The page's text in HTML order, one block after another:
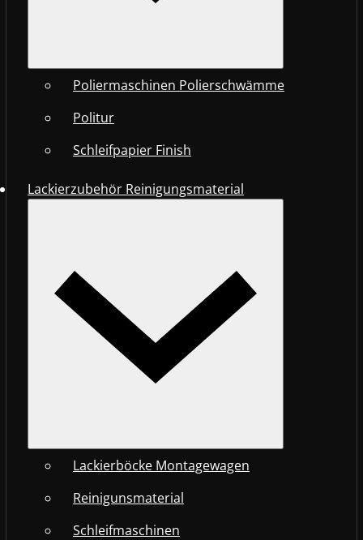
Poliermaschinen Polierschwämme
Politur
Schleifpapier Finish
Lackierzubehör Reinigungsmaterial
Lackierböcke Montagewagen
Reinigunsmaterial
Schleifmaschinen